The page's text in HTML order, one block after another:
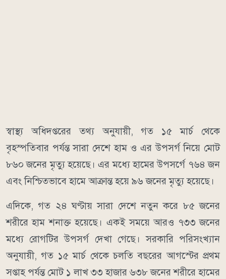
স্বাস্থ্য অধিদপ্তরের তথ্য অনুযায়ী, গত ১৫ মার্চ থেকে
বৃহস্পতিবার পর্যন্ত সারা দেশে হাম ও এর উপসর্গ নিয়ে মোট
৮৬০ জনের মৃত্যু হয়েছে। এর মধ্যে হামের উপসর্গে ৭৬৪ জন
এবং নিশ্চিতভাবে হামে আক্রান্ত হয়ে ৯৬ জনের মৃত্যু হয়েছে।
এদিকে, গত ২৪ ঘণ্টায় সারা দেশে নতুন করে ৮৫ জনের
শরীরে হাম শনাক্ত হয়েছে। একই সময়ে আরও ৭৩৩ জনের
মধ্যে রোগটির উপসর্গ দেখা গেছে। সরকারি পরিসংখ্যান
অনুযায়ী, গত ১৫ মার্চ থেকে চলতি বছরের আগস্টের প্রথম
সপ্তাহ পর্যন্ত মোট ১ লাখ ৩৩ হাজার ৬৩৮ জনের শরীরে হামের